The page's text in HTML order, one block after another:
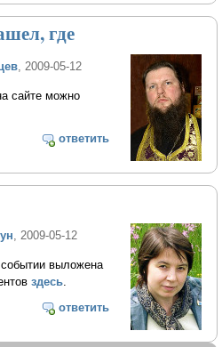
где
, 2009-05-12
сайте можно
ответить
, 2009-05-12
выложена
здесь
ответить